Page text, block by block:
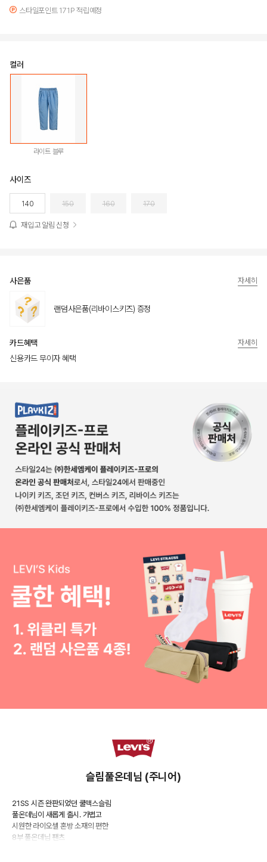
스타일포인트 171P 적립예정
컬러
라이트 블루
사이즈
140 150 160 170
재입고 알림 신청
사은품
랜덤사은품(리바이스키즈) 증정
자세히
카드혜택
신용카드 무이자 혜택
자세히
슬림풀온데님 (주니어)
21SS 시즌 완판되었던 쿨맥스슬림
풀온데님이 새롭게 출시. 가볍고
시원한 라이오셀 혼방 소재의 편한
8부 풀온데님 팬츠